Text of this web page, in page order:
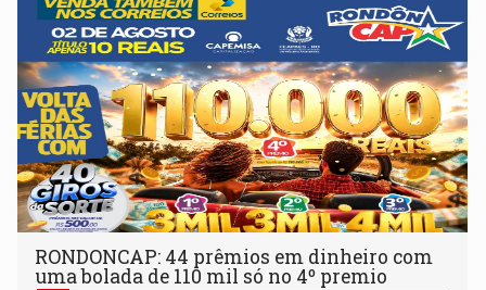
RONDONCAP: 44 prêmios em dinheiro com
uma bolada de 110 mil só no 4º premio